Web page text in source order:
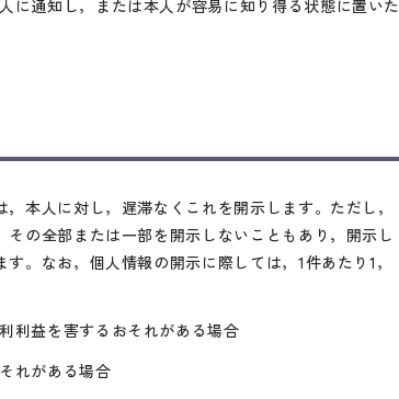
に通知し，または本人が容易に知り得る状態に置いた
本人に対し，遅滞なくこれを開示します。ただし，
の全部または一部を開示しないこともあり，開示し
。なお，個人情報の開示に際しては，1件あたり1，
利益を害するおそれがある場合
れがある場合